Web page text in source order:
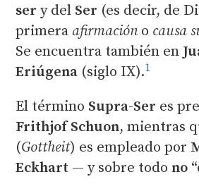
ser y del Ser (es decir, de
primera afirmacióno causa
Se encuentra también en
Eriúgena(siglo IX).1
El término Supra-Ser es
Frithjof Schuon, mientras
(Gottheit) es empleado por
Eckhart — y sobre todo no